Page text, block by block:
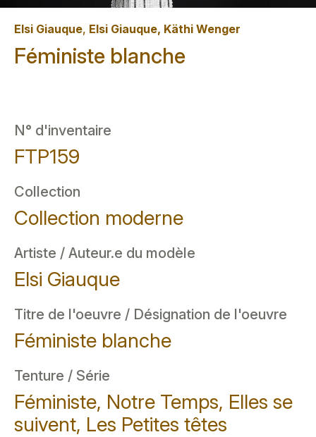
Elsi Giauque, Elsi Giauque, Käthi Wenger
Féministe blanche
N° d'inventaire
FTP159
Collection
Collection moderne
Artiste / Auteur.e du modèle
Elsi Giauque
Titre de l'oeuvre / Désignation de l'oeuvre
Féministe blanche
Tenture / Série
Féministe, Notre Temps, Elles se
suivent, Les Petites têtes